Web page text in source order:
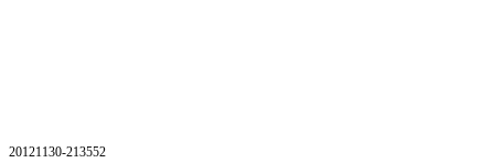
20121130-213552